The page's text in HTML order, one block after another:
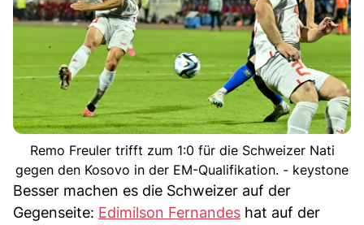
Remo Freuler trifft zum 1:0 für die Schweizer Nati
gegen den Kosovo in der EM-Qualifikation. - keystone
Besser machen es die Schweizer auf der
Gegenseite: Edimilson Fernandes hat auf der